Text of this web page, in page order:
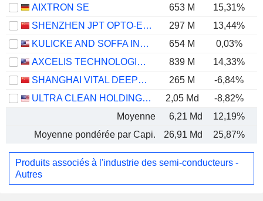
AIXTRON SE
653 M 15,31%
SHENZHEN JPT OPTO-ELECTRONICS CO., LTD.
297 M 13,44%
KULICKE AND SOFFA INDUSTRIES, INC.
654 M 0,03%
AXCELIS TECHNOLOGIES, INC.
839 M 14,33%
SHANGHAI VITAL DEEPTECH CO., LTD.
265 M -6,84%
ULTRA CLEAN HOLDINGS, INC.
2,05 Md -8,82%
Moyenne
6,21 Md 12,19%
Moyenne pondérée par Capi.
26,91 Md 25,87%
Produits associés à l'industrie des semi-conducteurs -
Autres